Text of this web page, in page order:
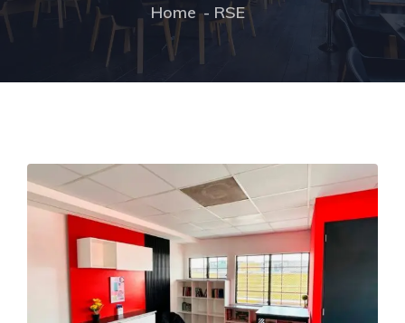
Home RSE